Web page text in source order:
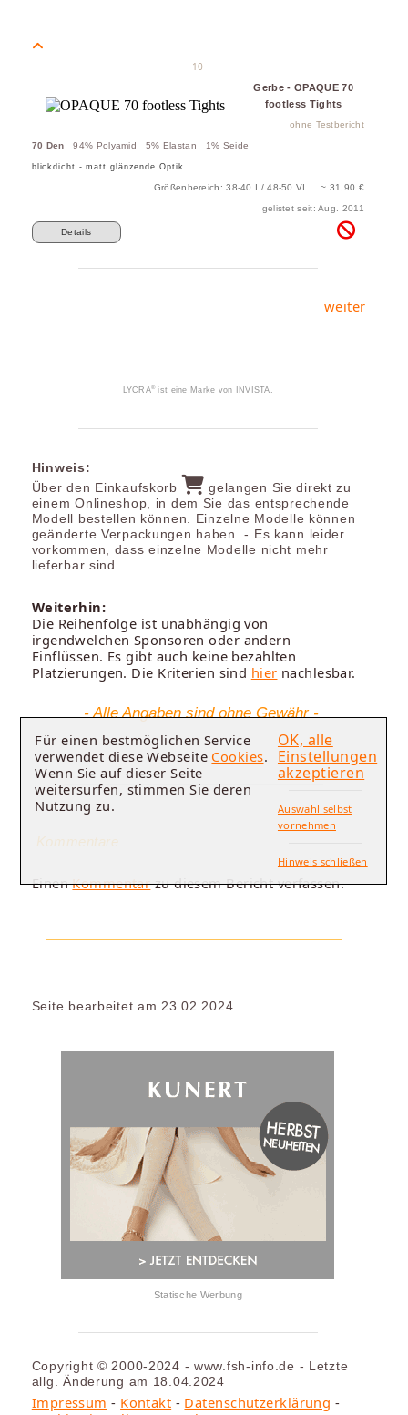
10
Gerbe - OPAQUE 70
footless Tights
ohne Testbericht
70 Den 94% Polyamid 5% Elastan 1% Seide
blickdicht - matt glänzende Optik
Größenbereich: 38-40 I / 48-50 VI ~ 31,90 €
gelistet seit: Aug. 2011
Details
weiter
LYCRA®ist eine Marke von INVISTA.
Hinweis:
Über den Einkaufskorb
gelangen Sie direkt zu
einem Onlineshop, in dem Sie das entsprechende
Modell bestellen können. Einzelne Modelle können
geänderte Verpackungen haben. - Es kann leider
vorkommen, dass einzelne Modelle nicht mehr
lieferbar sind.
Weiterhin:
Die Reihenfolge ist unabhängig von
irgendwelchen Sponsoren oder andern
Einflüssen. Es gibt auch keine bezahlten
Platzierungen. Die Kriterien sind hier nachlesbar.
- Alle Angaben sind ohne Gewähr -
Kommentare
EinenKommentarzu diesem Bericht verfassen.
Seite bearbeitet am 23.02.2024.
Statische Werbung
Copyright © 2000-2024 - www.fsh-info.de - Letzte
allg. Änderung am 18.04.2024
Impressum - Kontakt - Datenschutzerklärung -
Für einen bestmöglichen Service
verwendet diese Webseite Cookies.
Wenn Sie auf dieser Seite
weitersurfen, stimmen Sie deren
Nutzung zu.
OK, alle
Einstellungen
akzeptieren
Auswahl selbst
vornehmen
Hinweis schließen